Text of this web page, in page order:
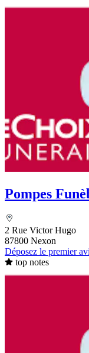
Pompes
2 Rue Victor Hugo
87800 Nexon
Déposez le premier
top notes